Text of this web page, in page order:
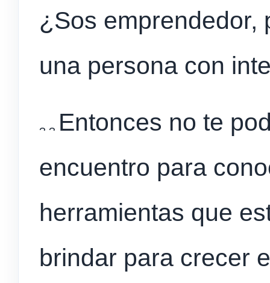
¿Sos emprendedor,
una persona con
Entonces no te
encuentro para
herramientas que
brindar para crecer